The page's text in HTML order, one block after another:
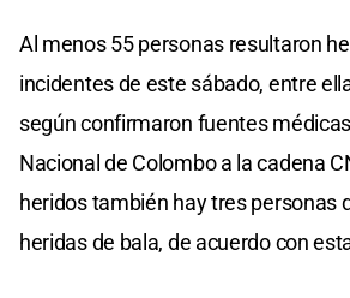
Al menos 55 personas resultaron
incidentes de este sábado, entre
según confirmaron fuentes
Nacional de Colombo a la cadena
heridos también hay tres personas
heridas de bala, de acuerdo con